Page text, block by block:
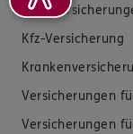
Kfz-Versicherung
Versicherungen
Versicherungen